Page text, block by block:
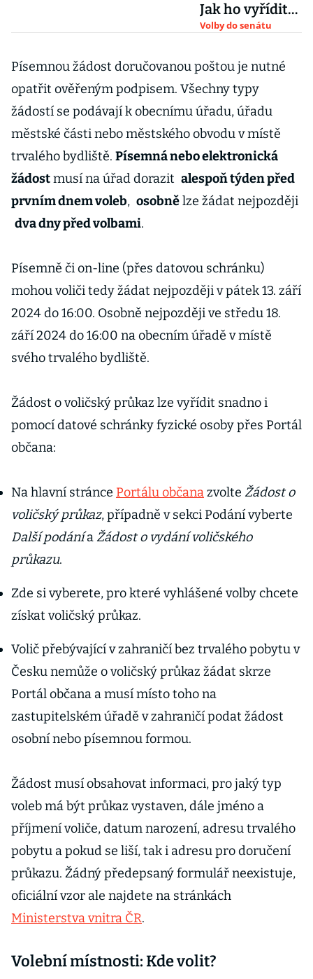
Jak ho vyřídit
online či na
pravidla pro
komunální
i senátní volby
Volby do senátu
Písemnou žádost doručovanou poštou je nutné
opatřit ověřeným podpisem. Všechny typy
žádostí se podávají k obecnímu úřadu, úřadu
městské části nebo městského obvodu v místě
trvalého bydliště. Písemná nebo elektronická
žádostmusí na úřad dorazit alespoň týden před
prvním dnem voleb, osobnělze žádat nejpozději
dva dny před volbami.
Písemně či on-line (přes datovou schránku)
mohou voliči tedy žádat nejpozději v pátek 13. září
2024 do 16:00. Osobně nejpozději ve středu 18.
září 2024 do 16:00 na obecním úřadě v místě
svého trvalého bydliště.
Žádost o voličský průkaz lze vyřídit snadno i
pomocí datové schránky fyzické osoby přes Portál
občana:
Na hlavní stránce Portálu občanazvolte Žádost o
voličský průkaz, případně v sekci Podání vyberte
Další podánía Žádost o vydání voličského
průkazu.
Zde si vyberete, pro které vyhlášené volby chcete
získat voličský průkaz.
Volič přebývající v zahraničí bez trvalého pobytu v
Česku nemůže o voličský průkaz žádat skrze
Portál občana a musí místo toho na
zastupitelském úřadě v zahraničí podat žádost
osobní nebo písemnou formou.
Žádost musí obsahovat informaci, pro jaký typ
voleb má být průkaz vystaven, dále jméno a
příjmení voliče, datum narození, adresu trvalého
pobytu a pokud se liší, tak i adresu pro doručení
průkazu. Žádný předepsaný formulář neexistuje,
oficiální vzor ale najdete na stránkách
Ministerstva vnitra ČR.
Volební místnosti: Kde volit?